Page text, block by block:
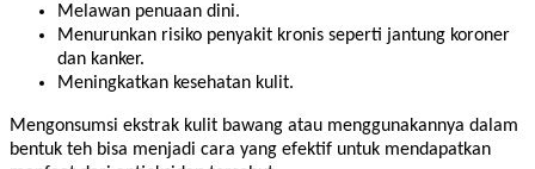
Melawan penuaan dini.
Menurunkan risiko penyakit kronis seperti jantung koroner
dan kanker.
Meningkatkan kesehatan kulit.
Mengonsumsi ekstrak kulit bawang atau menggunakannya dalam
bentuk teh bisa menjadi cara yang efektif untuk mendapatkan